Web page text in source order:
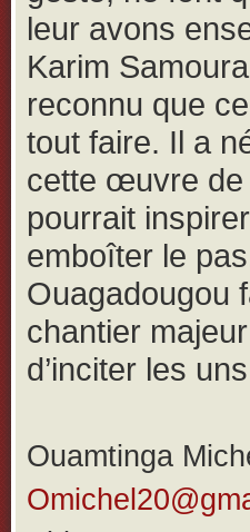
leur avons
Karim
reconnu que
tout faire. Il a
cette œuvre de
pourrait
emboîter le
Ouagadougou
chantier
d’inciter les
Ouamtinga